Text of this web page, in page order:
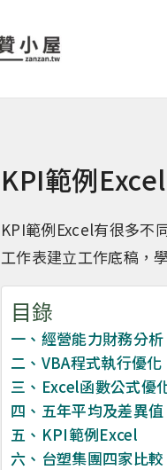
KPI範例
KPI範例Excel有很多不
工作表建立工作底稿，
目錄
一、經營能力財務分析
二、VBA程式執行優化
三、Excel函數公式優
四、五年平均及差異值
五、KPI範例Excel
六、台塑集團四家比較